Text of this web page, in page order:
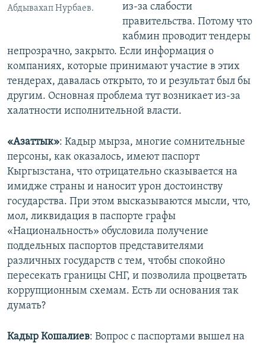
Абдывахап Нурбаев.
из-за слабости
правительства. Потому что
кабмин проводит тендеры
непрозрачно, закрыто. Если информация о
компаниях, которые принимают участие в этих
тендерах, давалась открыто, то и результат был бы
другим. Основная проблема тут возникает из-за
халатности исполнительной власти.
«Азаттык»: Кадыр мырза, многие сомнительные
персоны, как оказалось, имеют паспорт
Кыргызстана, что отрицательно сказывается на
имидже страны и наносит урон достоинству
государства. При этом высказываются мысли, что,
мол, ликвидация в паспорте графы
«Национальность» обусловила получение
поддельных паспортов представителями
различных государств с тем, чтобы спокойно
пересекать границы СНГ, и позволила процветать
коррупционным схемам. Есть ли основания так
думать?
Кадыр Кошалиев: Вопрос с паспортами вышел на